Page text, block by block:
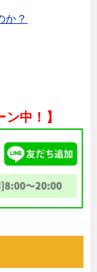
か？
中！】